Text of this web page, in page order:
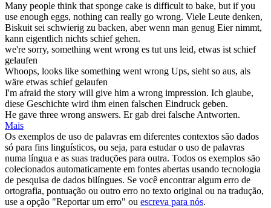
Many people think that sponge cake is difficult to bake, but if you
use enough eggs, nothing can really go wrong. Viele Leute denken,
Biskuit sei schwierig zu backen, aber wenn man genug Eier nimmt,
kann eigentlich nichts schief gehen.
we're sorry, something went wrong es tut uns leid, etwas ist schief
gelaufen
Whoops, looks like something went wrong Ups, sieht so aus, als
wäre etwas schief gelaufen
I'm afraid the story will give him a wrong impression. Ich glaube,
diese Geschichte wird ihm einen falschen Eindruck geben.
He gave three wrong answers. Er gab drei falsche Antworten.
Mais
Os exemplos de uso de palavras em diferentes contextos são dados
só para fins linguísticos, ou seja, para estudar o uso de palavras
numa língua e as suas traduções para outra. Todos os exemplos são
colecionados automaticamente em fontes abertas usando tecnologia
de pesquisa de dados bilíngues. Se você encontrar algum erro de
ortografia, pontuação ou outro erro no texto original ou na tradução,
use a opção "Reportar um erro" ou escreva para nós.